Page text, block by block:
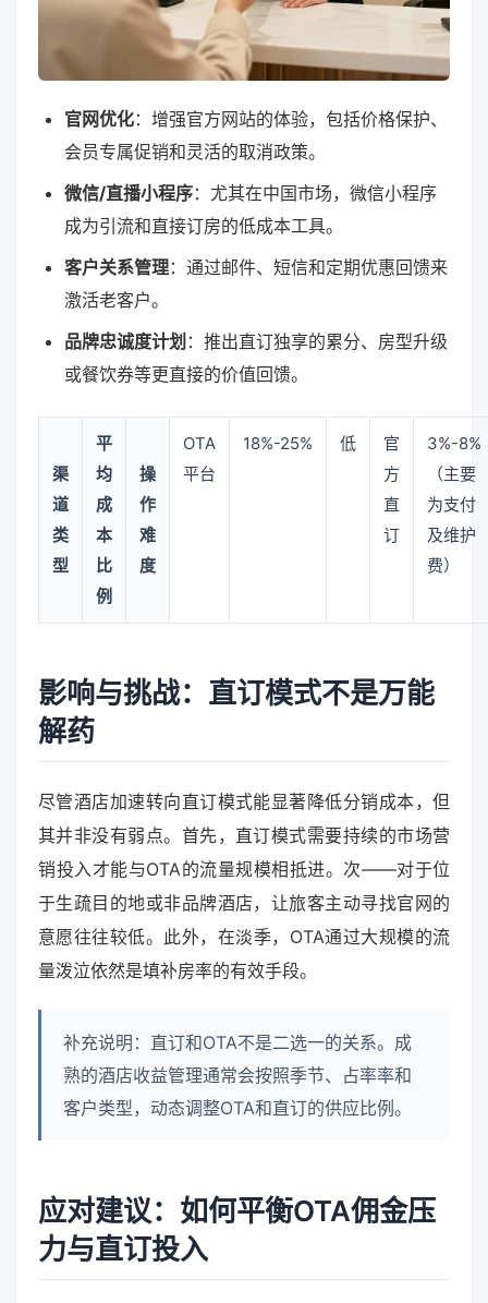
官网优化：增强官方网站的体验，包括价格保护、
会员专属促销和灵活的取消政策。
微信/直播小程序：尤其在中国市场，微信小程序
成为引流和直接订房的低成本工具。
客户关系管理：通过邮件、短信和定期优惠回馈来
激活老客户。
品牌忠诚度计划 ：推出直订独享的累分、房型升级
或餐饮券等更直接的价值回馈。
渠
道
类
型
平
均
成
本
比
例
操
作
难
度
OTA
平台
18%-25% 低
官
方
直
订
3%-8%
（主要
为支付
及维护
费）
影响与挑战：直订模式不是万能
解药
尽管酒店加速转向直订模式能显著降低分销成本，但
其并非没有弱点。首先，直订模式需要持续的市场营
销投入才能与OTA的流量规模相抵进。次——对于位
于生疏目的地或非品牌酒店，让旅客主动寻找官网的
意愿往往较低。此外，在淡季，OTA通过大规模的流
量泼泣依然是填补房率的有效手段。
补充说明：直订和OTA不是二选一的关系。成
熟的酒店收益管理通常会按照季节、占率率和
客户类型，动态调整OTA和直订的供应比例。
应对建议：如何平衡OTA佣金压
力与直订投入